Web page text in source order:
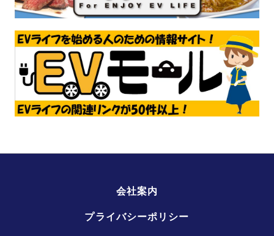
会社案内
プライバシーポリシー